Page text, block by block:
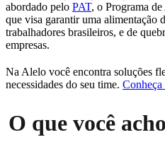
abordado pelo PAT, o Programa
que visa garantir uma alimentação
trabalhadores brasileiros, e de
empresas.
Na Alelo você encontra soluções
necessidades do seu time. Conheça
O que você